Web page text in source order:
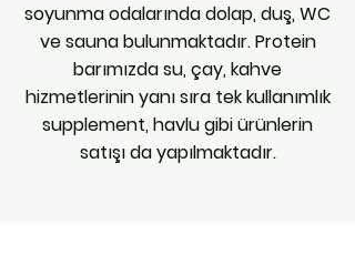
soyunma odalarında dolap, duş, WC
ve sauna bulunmaktadır. Protein
barımızda su, çay, kahve
hizmetlerinin yanı sıra tek kullanımlık
supplement, havlu gibi ürünlerin
satışı da yapılmaktadır.